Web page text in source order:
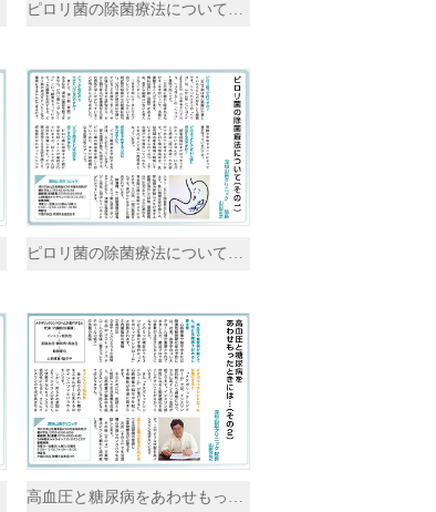
ピロリ菌の除菌療法について（その4）
ピロリ菌の除菌療法について（その1）
高血圧と糖尿病をあわせもったときには…（その2）